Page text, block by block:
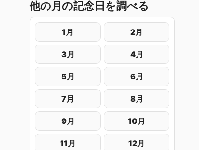
他の月の記念日を調べる
1月 2月
3月 4月
5月 6月
7月 8月
9月 10月
11月 12月